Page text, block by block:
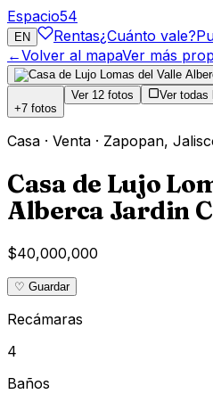
Espacio54
EN Rentas¿Cuánto vale?
←Volver al mapaVer más
+7 fotos
Ver 12 fotos Ver todas
Casa · Venta · Zapopan,
Casa de Lujo
Alberca Jardin
$40,000,000
♡ Guardar
Recámaras
4
Baños